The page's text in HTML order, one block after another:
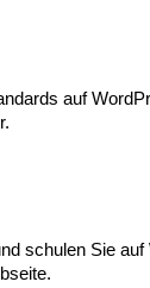
auf
schulen Sie auf